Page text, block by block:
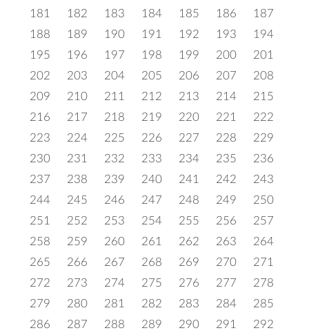
181
182 183 184 185 186
187
188
189 190 191 192 193
194
195
196 197 198 199 200
201
202
203 204 205 206 207
208
209
210 211 212 213 214
215
216
217 218 219 220 221
222
223
224 225 226 227 228
229
230
231 232 233 234 235
236
237
238 239 240 241 242
243
244
245 246 247 248 249
250
251
252 253 254 255 256
257
258
259 260 261 262 263
264
265
266 267 268 269 270
271
272
273 274 275 276 277
278
279
280 281 282 283 284
285
286
287 288 289 290 291
292